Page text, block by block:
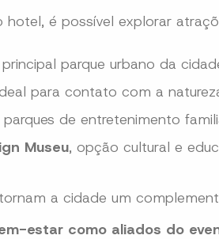
é possível explorar
principal parque urbano da
para contato com a
de entretenimento
Museu, opção cultural e
a cidade um
estar como aliados do